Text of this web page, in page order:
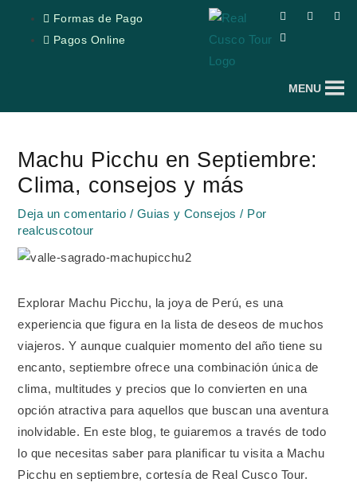
Formas de Pago
Pagos Online
F
a
c
Y
o
I
n
r
a
T
r
i
o
MENU
Machu Picchu en Septiembre:
Clima, consejos y más
Deja un comentario / Guias y Consejos / Por
realcuscotour
Explorar Machu Picchu, la joya de Perú, es una
experiencia que figura en la lista de deseos de muchos
viajeros. Y aunque cualquier momento del año tiene su
encanto, septiembre ofrece una combinación única de
clima, multitudes y precios que lo convierten en una
opción atractiva para aquellos que buscan una aventura
inolvidable. En este blog, te guiaremos a través de todo
lo que necesitas saber para planificar tu visita a Machu
Picchu en septiembre, cortesía de Real Cusco Tour.
entradas